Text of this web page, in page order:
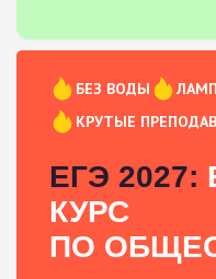
БЕЗ ВОДЫ
КРУТЫЕ
ЕГЭ 2027:
КУРС
ПО